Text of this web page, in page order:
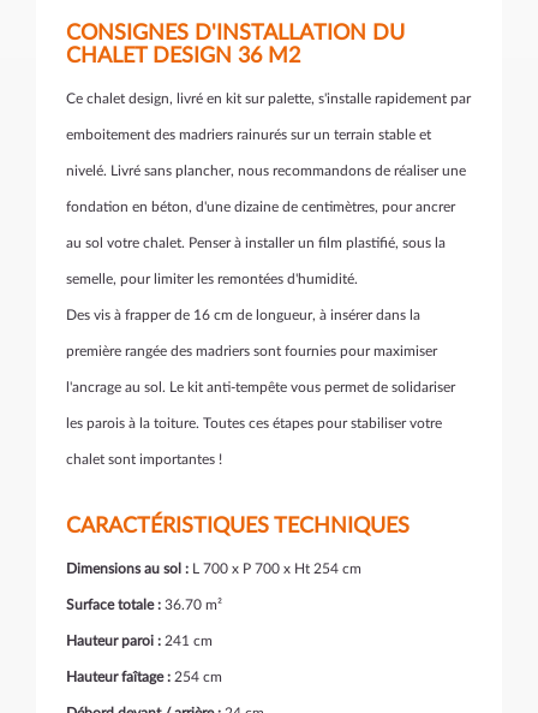
CONSIGNES D'INSTALLATION DU
CHALET DESIGN 36 M2
Ce chalet design, livré en kit sur palette, s'installe rapidement par
emboitement des madriers rainurés sur un terrain stable et
nivelé. Livré sans plancher, nous recommandons de réaliser une
fondation en béton, d'une dizaine de centimètres, pour ancrer
au sol votre chalet. Penser à installer un film plastifié, sous la
semelle, pour limiter les remontées d'humidité.
Des vis à frapper de 16 cm de longueur, à insérer dans la
première rangée des madriers sont fournies pour maximiser
l'ancrage au sol. Le kit anti-tempête vous permet de solidariser
les parois à la toiture. Toutes ces étapes pour stabiliser votre
chalet sont importantes !
CARACTÉRISTIQUES TECHNIQUES
Dimensions au sol : L 700 x P 700 x Ht 254 cm
Surface totale : 36.70 m²
Hauteur paroi : 241 cm
Hauteur faîtage : 254 cm